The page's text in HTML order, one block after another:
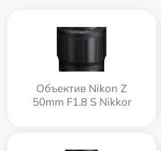
Объектив Nikon Z
50mm F1.8 S Nikkor